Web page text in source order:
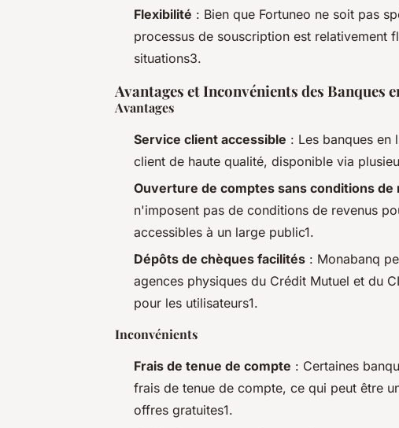
Flexibilité : Bien que Fortuneo ne soit pas
processus de souscription est relativement
situations3.
Avantages et Inconvénients des Banques
Avantages
Service client accessible : Les banques en
client de haute qualité, disponible via
Ouverture de comptes sans conditions de
n'imposent pas de conditions de revenus
accessibles à un large public1.
Dépôts de chèques facilités : Monabanq
agences physiques du Crédit Mutuel et du
pour les utilisateurs1.
Inconvénients
Frais de tenue de compte : Certaines
frais de tenue de compte, ce qui peut être
offres gratuites1.